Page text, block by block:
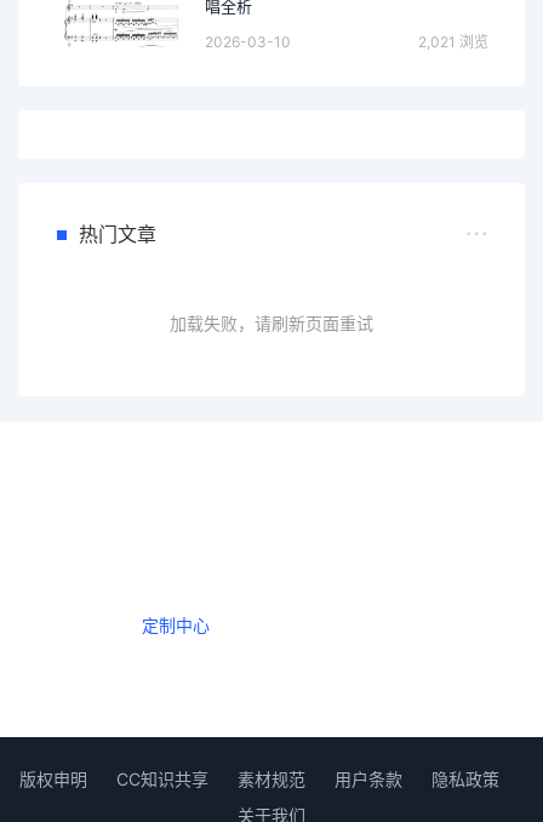
唱全析
2026-03-10 2,021 浏览
热门文章
加载失败，请刷新页面重试
定制中心
版权申明 CC知识共享 素材规范 用户条款
隐私政策
关于我们